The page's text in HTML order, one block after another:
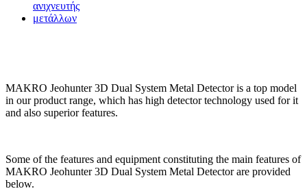
MAKRO Jeohunter 3D Dual System Metal Detector is a top model
in our product range, which has high detector technology used for it
and also superior features.
Some of the features and equipment constituting the main features of
MAKRO Jeohunter 3D Dual System Metal Detector are provided
below.